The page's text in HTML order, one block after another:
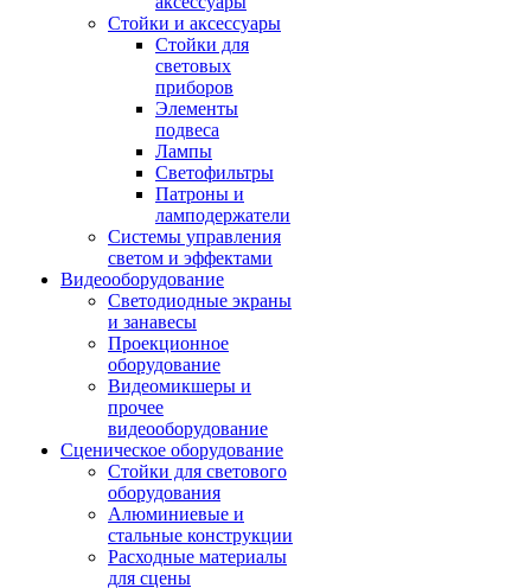
Стойки и аксессуары
Стойки для
световых
приборов
Элементы
подвеса
Лампы
Светофильтры
Патроны и
ламподержатели
Системы управления
светом и эффектами
Видеооборудование
Светодиодные экраны
и занавесы
Проекционное
оборудование
Видеомикшеры и
прочее
видеооборудование
Сценическое оборудование
Стойки для светового
оборудования
Алюминиевые и
стальные конструкции
Расходные материалы
для сцены